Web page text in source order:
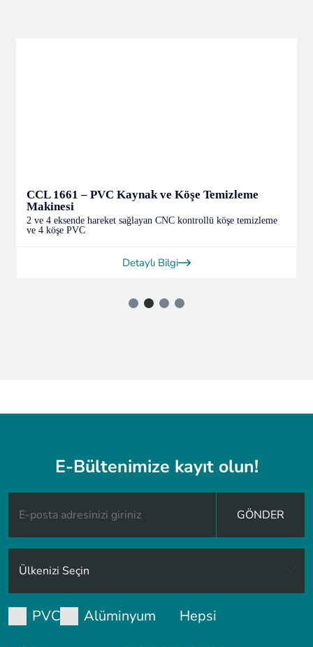
CCL 1661 – PVC Kaynak ve Köşe Temizleme
Makinesi
2 ve 4 eksende hareket sağlayan CNC kontrollü köşe temizleme
ve 4 köşe PVC
Detaylı Bilgi
E-Bültenimize kayıt olun!
GÖNDER
PVC Alüminyum Hepsi